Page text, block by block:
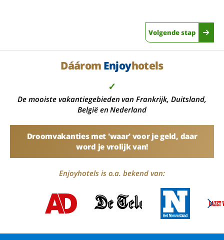
Volgende stap
Dáárom Enjoyhotels
✓
De mooiste vakantiegebieden van Frankrijk, Duitsland,
België en Nederland
Droomvakanties met 'waar' voor je geld, daar
word je vrolijk van!
Enjoyhotels is o.a. bekend van: